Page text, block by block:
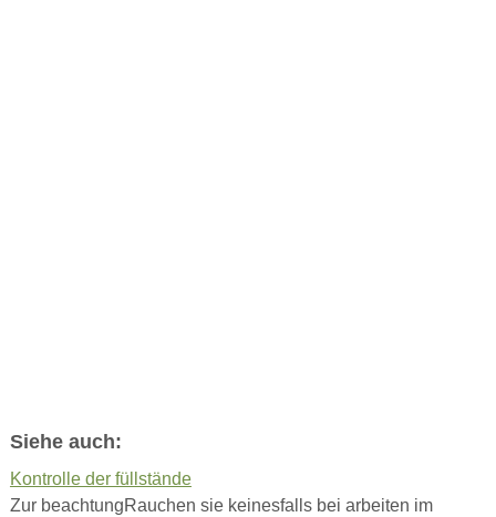
Siehe auch:
Kontrolle der füllstände
Zur beachtungRauchen sie keinesfalls bei arbeiten im